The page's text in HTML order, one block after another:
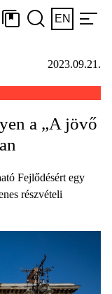
EN
2023.09.21.
a „A jövő
Fejlődésért egy
részvételi